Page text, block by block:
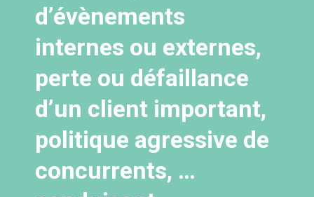
d’évènements
internes ou externes,
perte ou défaillance
d’un client important,
politique agressive de
concurrents, …